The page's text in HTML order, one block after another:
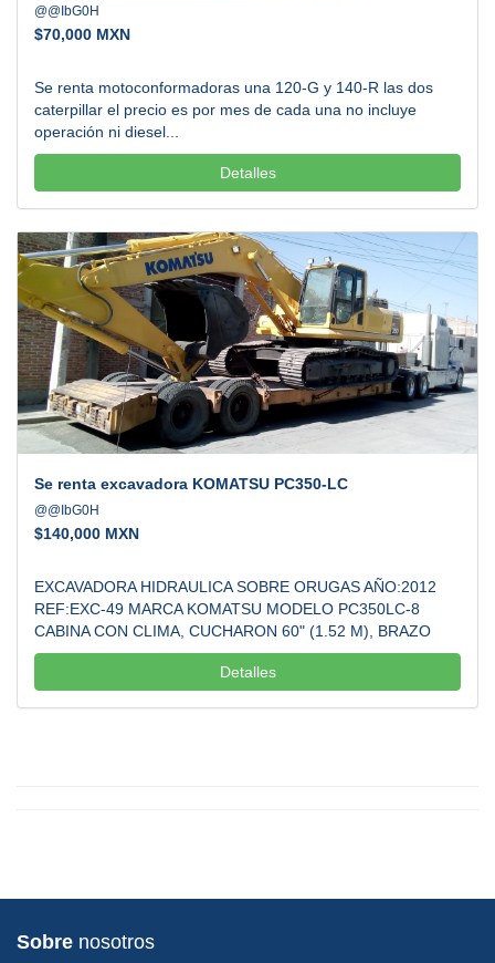
@@IbG0H
$70,000 MXN
Se renta motoconformadoras una 120-G y 140-R las dos
caterpillar el precio es por mes de cada una no incluye
operación ni diesel...
Detalles
Se renta excavadora KOMATSU PC350-LC
@@IbG0H
$140,000 MXN
EXCAVADORA HIDRAULICA SOBRE ORUGAS AÑO:2012
REF:EXC-49 MARCA KOMATSU MODELO PC350LC-8
CABINA CON CLIMA, CUCHARON 60" (1.52 M), BRAZO
STD., CAMARA DE VISION TRASERA MOTOR KOMATSU
194 KW 246 HP 6 CIL. DIESEL CON TURBO PESO OPER
Detalles
Sobre nosotros